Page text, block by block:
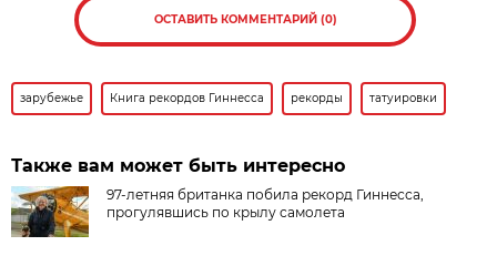
ОСТАВИТЬ КОММЕНТАРИЙ (0)
зарубежье Книга рекордов Гиннесса рекорды татуировки
Также вам может быть интересно
97-летняя британка побила рекорд Гиннесса,
прогулявшись по крылу самолета